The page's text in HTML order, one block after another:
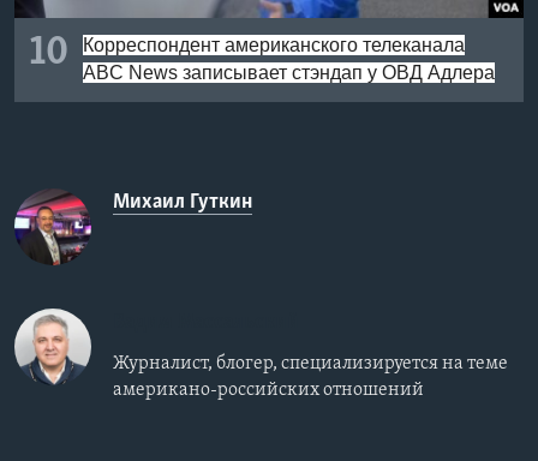
10
Корреспондент американского телеканала
ABC News записывает стэндап у ОВД Адлера
Михаил Гуткин
Журналист, блогер, специализируется на теме
американо-российских отношений